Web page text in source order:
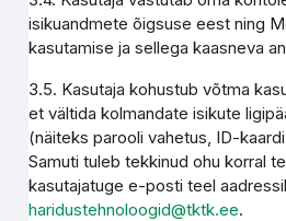
isikuandmete õigsuse eest ning
kasutamise ja sellega kaasneva
3.5. Kasutaja kohustub võtma
et vältida kolmandate isikute
(näiteks parooli vahetus, ID-
Samuti tuleb tekkinud ohu korral
kasutajatuge e-posti teel aadressil
haridustehnoloogid@tktk.ee.